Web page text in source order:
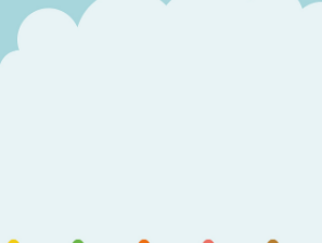
Przejdź
do